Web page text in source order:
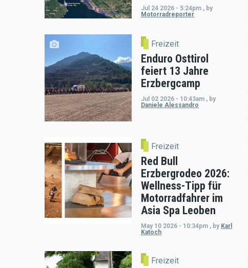
Jul 24 2026 - 5:24pm , by
Motorradreporter
Freizeit
Enduro Osttirol
feiert 13 Jahre
Erzbergcamp
Jul 02 2026 - 10:43am , by
Daniele Alessandro
Freizeit
Red Bull
Erzbergrodeo 2026:
Wellness-Tipp für
Motorradfahrer im
Asia Spa Leoben
May 10 2026 - 10:34pm , by Karl
Katoch
Freizeit